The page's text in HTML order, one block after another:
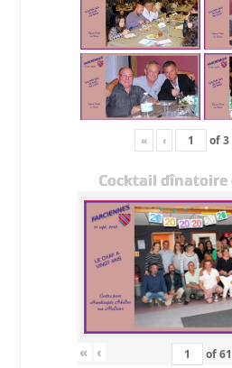
« ‹ of3
Cocktail dînatoire
« ‹ of61